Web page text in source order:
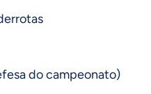
do campeonato)